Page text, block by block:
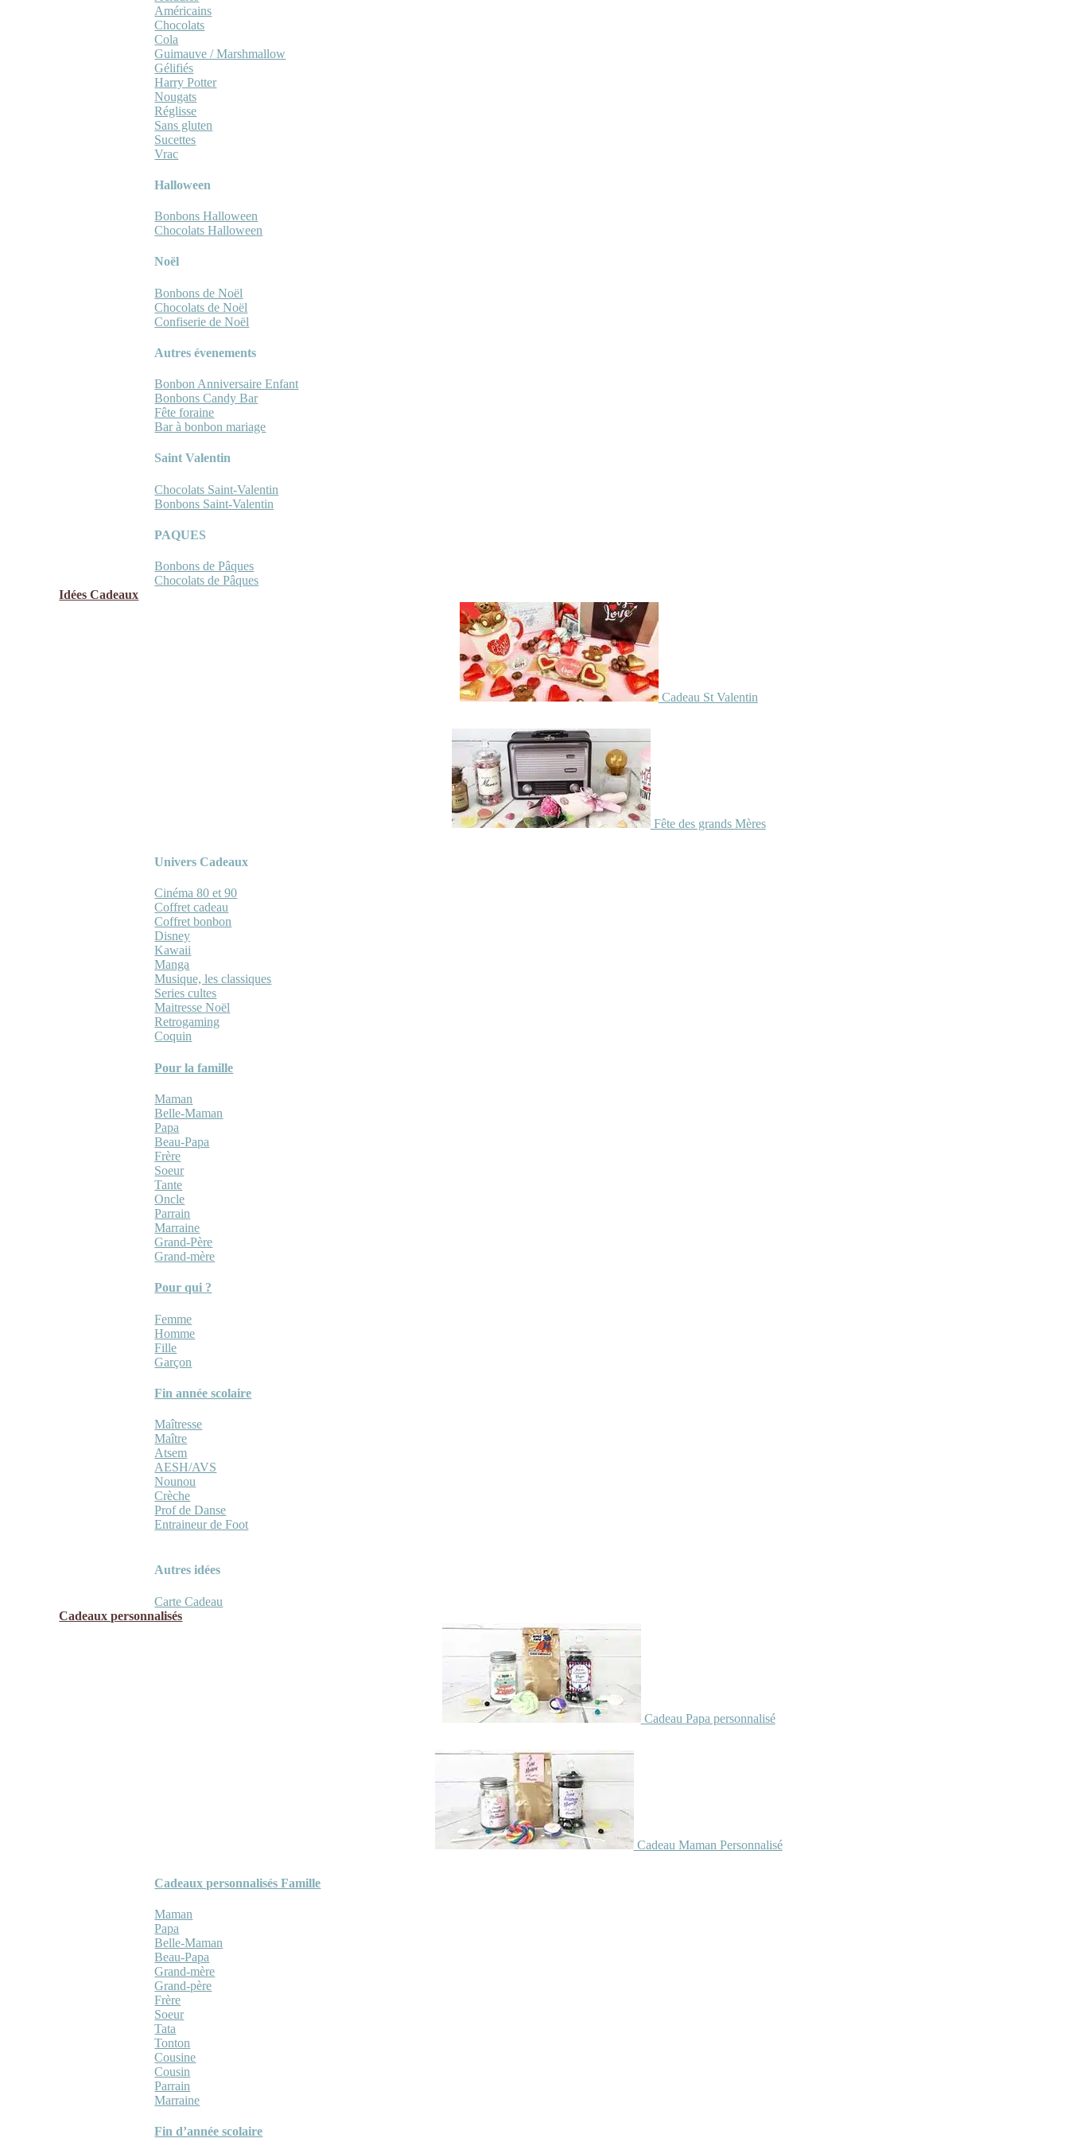
Américains
Chocolats
Cola
Guimauve / Marshmallow
Gélifiés
Harry Potter
Nougats
Réglisse
Sans gluten
Sucettes
Vrac
Halloween
Bonbons Halloween
Chocolats Halloween
Noël
Bonbons de Noël
Chocolats de Noël
Confiserie de Noël
Autres évenements
Bonbon Anniversaire Enfant
Bonbons Candy Bar
Fête foraine
Bar à bonbon mariage
Saint Valentin
Chocolats Saint-Valentin
Bonbons Saint-Valentin
PAQUES
Bonbons de Pâques
Chocolats de Pâques
Idées Cadeaux
Cadeau St Valentin
Fête des grands Mères
Univers Cadeaux
Cinéma 80 et 90
Coffret cadeau
Coffret bonbon
Disney
Kawaii
Manga
Musique, les classiques
Series cultes
Maitresse Noël
Retrogaming
Coquin
Pour la famille
Maman
Belle-Maman
Papa
Beau-Papa
Frère
Soeur
Tante
Oncle
Parrain
Marraine
Grand-Père
Grand-mère
Pour qui ?
Femme
Homme
Fille
Garçon
Fin année scolaire
Maîtresse
Maître
Atsem
AESH/AVS
Nounou
Crèche
Prof de Danse
Entraineur de Foot
Autres idées
Carte Cadeau
Cadeaux personnalisés
Cadeau Papa personnalisé
Cadeau Maman Personnalisé
Cadeaux personnalisés Famille
Maman
Papa
Belle-Maman
Beau-Papa
Grand-mère
Grand-père
Frère
Soeur
Tata
Tonton
Cousine
Cousin
Parrain
Marraine
Fin d’année scolaire